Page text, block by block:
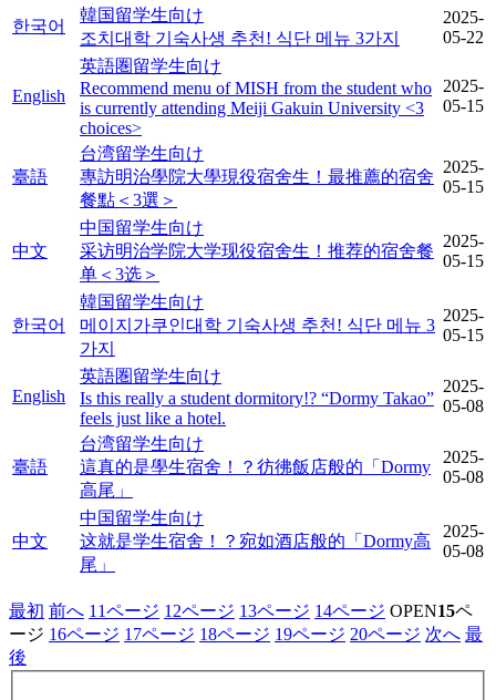
한국어
韓国留学生向け
조치대학 기숙사생 추천! 식단 메뉴 3가지
2025-
05-22
English
英語圏留学生向け
Recommend menu of MISH from the student who
is currently attending Meiji Gakuin University <3
choices>
2025-
05-15
臺語
台湾留学生向け
專訪明治學院大學現役宿舍生！最推薦的宿舍
餐點＜3選＞
2025-
05-15
中文
中国留学生向け
采访明治学院大学现役宿舍生！推荐的宿舍餐
单＜3选＞
2025-
05-15
한국어
韓国留学生向け
메이지가쿠인대학 기숙사생 추천! 식단 메뉴 3
가지
2025-
05-15
English
英語圏留学生向け
Is this really a student dormitory!? “Dormy Takao”
feels just like a hotel.
2025-
05-08
臺語
台湾留学生向け
這真的是學生宿舍！？彷彿飯店般的「Dormy
高尾」
2025-
05-08
中文
中国留学生向け
这就是学生宿舍！？宛如酒店般的「Dormy高
尾」
2025-
05-08
最初 前へ 11ページ 12ページ 13ページ 14ページ OPEN15ペ
ージ 16ページ 17ページ 18ページ 19ページ 20ページ 次へ 最
後